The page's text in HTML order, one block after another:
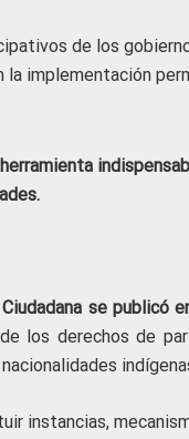
de los
la implementación
se publicó
los derechos de
instancias,